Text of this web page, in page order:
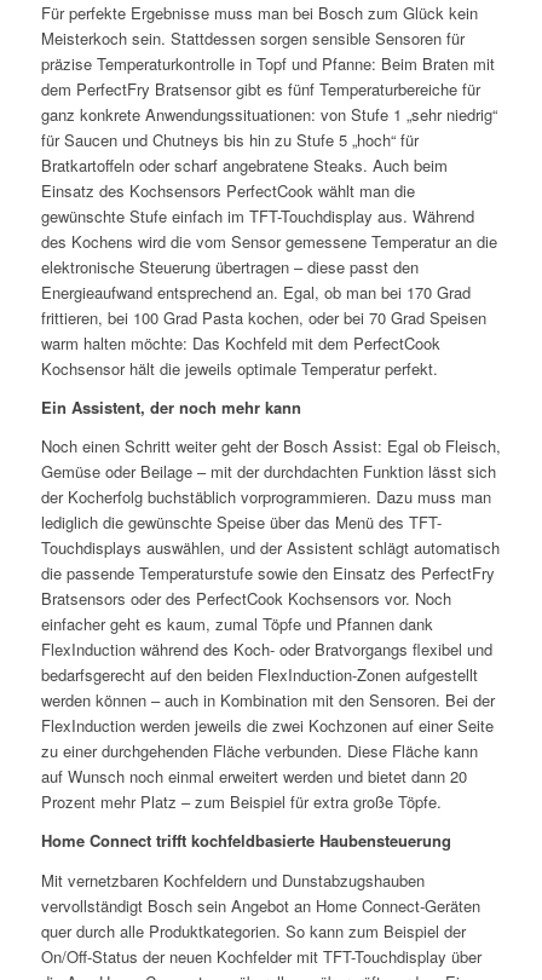
Für perfekte Ergebnisse muss man bei Bosch zum Glück kein
Meisterkoch sein. Stattdessen sorgen sensible Sensoren für
präzise Temperaturkontrolle in Topf und Pfanne: Beim Braten mit
dem PerfectFry Bratsensor gibt es fünf Temperaturbereiche für
ganz konkrete Anwendungssituationen: von Stufe 1 „sehr niedrig“
für Saucen und Chutneys bis hin zu Stufe 5 „hoch“ für
Bratkartoffeln oder scharf angebratene Steaks. Auch beim
Einsatz des Kochsensors PerfectCook wählt man die
gewünschte Stufe einfach im TFT-Touchdisplay aus. Während
des Kochens wird die vom Sensor gemessene Temperatur an die
elektronische Steuerung übertragen – diese passt den
Energieaufwand entsprechend an. Egal, ob man bei 170 Grad
frittieren, bei 100 Grad Pasta kochen, oder bei 70 Grad Speisen
warm halten möchte: Das Kochfeld mit dem PerfectCook
Kochsensor hält die jeweils optimale Temperatur perfekt.
Ein Assistent, der noch mehr kann
Noch einen Schritt weiter geht der Bosch Assist: Egal ob Fleisch,
Gemüse oder Beilage – mit der durchdachten Funktion lässt sich
der Kocherfolg buchstäblich vorprogrammieren. Dazu muss man
lediglich die gewünschte Speise über das Menü des TFT-
Touchdisplays auswählen, und der Assistent schlägt automatisch
die passende Temperaturstufe sowie den Einsatz des PerfectFry
Bratsensors oder des PerfectCook Kochsensors vor. Noch
einfacher geht es kaum, zumal Töpfe und Pfannen dank
FlexInduction während des Koch- oder Bratvorgangs flexibel und
bedarfsgerecht auf den beiden FlexInduction-Zonen aufgestellt
werden können – auch in Kombination mit den Sensoren. Bei der
FlexInduction werden jeweils die zwei Kochzonen auf einer Seite
zu einer durchgehenden Fläche verbunden. Diese Fläche kann
auf Wunsch noch einmal erweitert werden und bietet dann 20
Prozent mehr Platz – zum Beispiel für extra große Töpfe.
Home Connect trifft kochfeldbasierte Haubensteuerung
Mit vernetzbaren Kochfeldern und Dunstabzugshauben
vervollständigt Bosch sein Angebot an Home Connect-Geräten
quer durch alle Produktkategorien. So kann zum Beispiel der
On/Off-Status der neuen Kochfelder mit TFT-Touchdisplay über